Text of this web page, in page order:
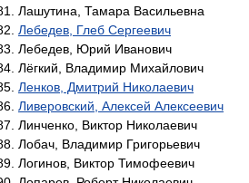
Лашутина, Тамара Васильевна
Лебедев, Глеб Сергеевич
Лебедев, Юрий Иванович
Лёгкий, Владимир Михайлович
Ленков, Дмитрий Николаевич
Ливеровский, Алексей Алексеевич
Линченко, Виктор Николаевич
Лобач, Владимир Григорьевич
Логинов, Виктор Тимофеевич